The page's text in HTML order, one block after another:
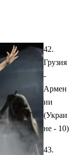
42.
Грузия
-
Армен
ии
(Украи
не - 10)
43.